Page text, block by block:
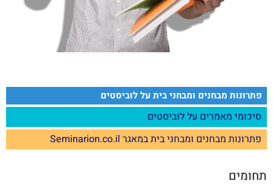
פתרונות מבחנים ומבחני בית על לוביסטים
סיכומי מאמרים על לוביסטים
פתרונות מבחנים ומבחני בית במאגר Seminarion.co.il